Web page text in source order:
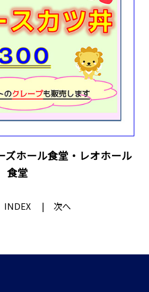
ホール食堂・レオホール
食堂
INDEX 次へ